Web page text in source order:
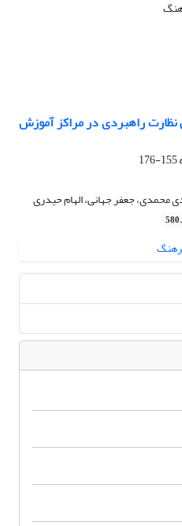
نظارت راهبردی در مراکز آموزش
155-176
محمدی، جعفر جهانی، الهام حیدری